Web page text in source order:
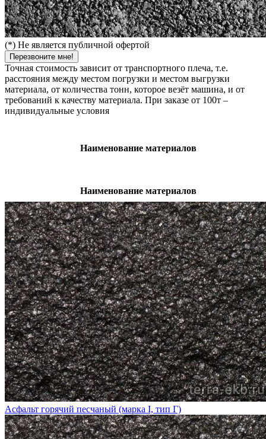
(*) Не является публичной офертой
Перезвоните мне!
Точная стоимость зависит от транспортного плеча, т.е.
расстояния между местом погрузки и местом выгрузки
материала, от количества тонн, которое везёт машина, и от
требований к качеству материала. При заказе от 100т –
индивидуальные условия
Наименование материалов
Наименование материалов
Асфальт горячий песчаный (марка I, тип Г)